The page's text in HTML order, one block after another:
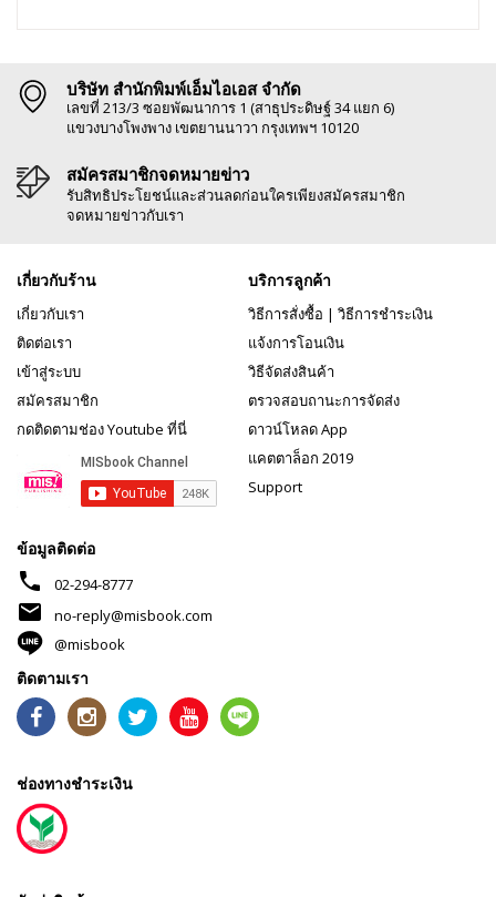
บริษัท สำนักพิมพ์เอ็มไอเอส จำกัด
เลขที่ 213/3 ซอยพัฒนาการ 1 (สาธุประดิษฐ์ 34 แยก 6)
แขวงบางโพงพาง เขตยานนาวา กรุงเทพฯ 10120
สมัครสมาชิกจดหมายข่าว
รับสิทธิประโยชน์และส่วนลดก่อนใครเพียงสมัครสมาชิก
จดหมายข่าวกับเรา
เกี่ยวกับร้าน
เกี่ยวกับเรา
ติดต่อเรา
เข้าสู่ระบบ
สมัครสมาชิก
กดติดตามช่อง Youtube ที่นี่
บริการลูกค้า
วิธีการสั่งซื้อ | วิธีการชำระเงิน
แจ้งการโอนเงิน
วิธีจัดส่งสินค้า
ตรวจสอบถานะการจัดส่ง
ดาวน์โหลด App
แคตตาล็อก 2019
Support
ข้อมูลติดต่อ
phone 02-294-8777
mail
no-reply@misbook.com
@misbook
ติดตามเรา
ช่องทางชำระเงิน